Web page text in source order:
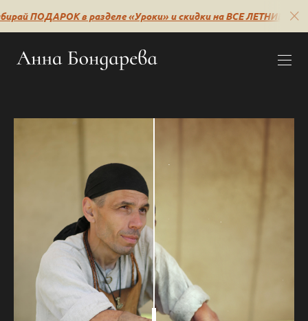
ПОДАРОК в разделе «Уроки» и скидки на ВСЕ ЛЕТНИЕ